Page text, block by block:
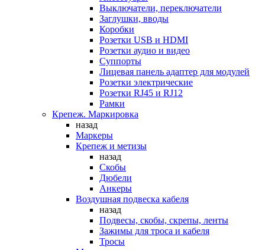
Выключатели, переключатели
Заглушки, вводы
Коробки
Розетки USB и HDMI
Розетки аудио и видео
Суппорты
Лицевая панель адаптер для модулей
Розетки электрические
Розетки RJ45 и RJ12
Рамки
Крепеж. Маркировка
назад
Маркеры
Крепеж и метизы
назад
Скобы
Дюбели
Анкеры
Воздушная подвеска кабеля
назад
Подвесы, скобы, скрепы, ленты
Зажимы для троса и кабеля
Тросы